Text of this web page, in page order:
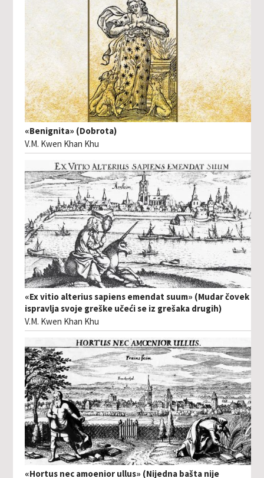
«Benignita» (Dobrota)
V.M. Kwen Khan Khu
«Ex vitio alterius sapiens emendat suum» (Mudar čovek
ispravlja svoje greške učeći se iz grešaka drugih)
V.M. Kwen Khan Khu
«Hortus nec amoenior ullus» (Nijedna bašta nije